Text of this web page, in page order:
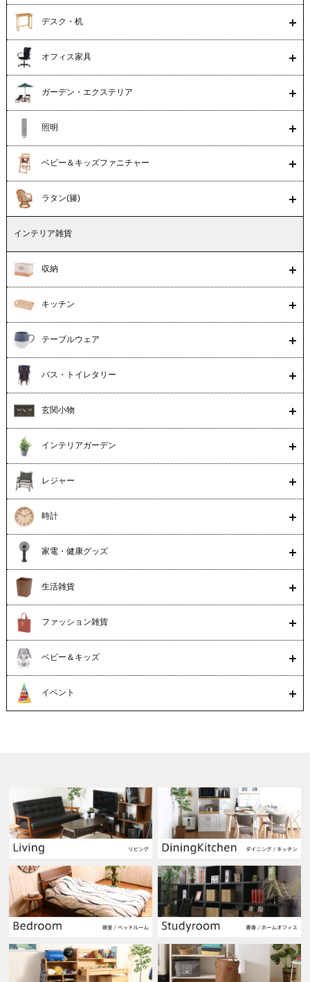
デスク・机
オフィス家具
ガーデン・エクステリア
照明
ベビー＆キッズファニチャー
ラタン(籐)
インテリア雑貨
収納
キッチン
テーブルウェア
バス・トイレタリー
玄関小物
インテリアガーデン
レジャー
時計
家電・健康グッズ
生活雑貨
ファッション雑貨
ベビー＆キッズ
イベント